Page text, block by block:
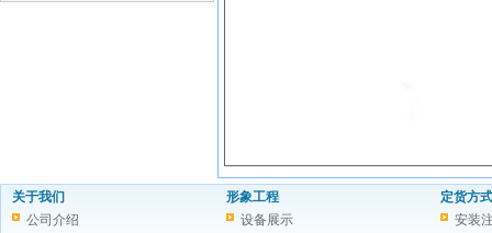
关于我们
公司介绍
形象工程
设备展示
定货方式
安装